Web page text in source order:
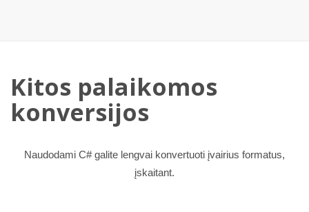
Kitos palaikomos
konversijos
Naudodami C# galite lengvai konvertuoti įvairius formatus,
įskaitant.